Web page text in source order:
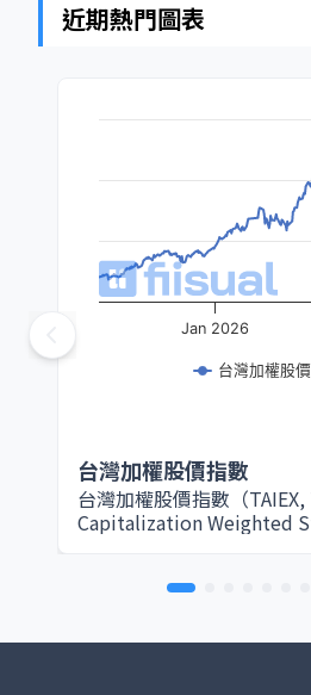
近期熱門圖表
台灣加權股
Jan 2026
台灣加權股價指數
台灣加權股價指數（
Capitalization Weighted
有在證交所上市的普通股為
積電、鴻海等）對指數影